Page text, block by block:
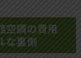
空調の費用
な裏側